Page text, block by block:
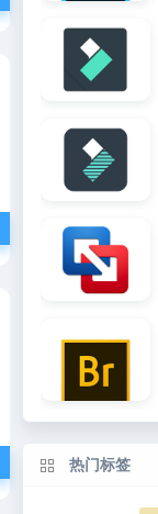
热门标签